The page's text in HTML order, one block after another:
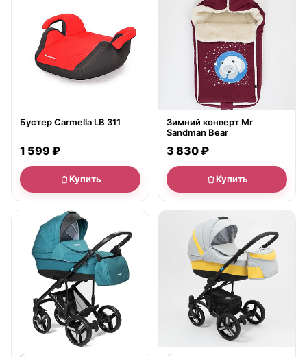
Бустер Carmella LB 311
1 599 ₽
Купить
Зимний конверт Mr
Sandman Bear
3 830 ₽
Купить